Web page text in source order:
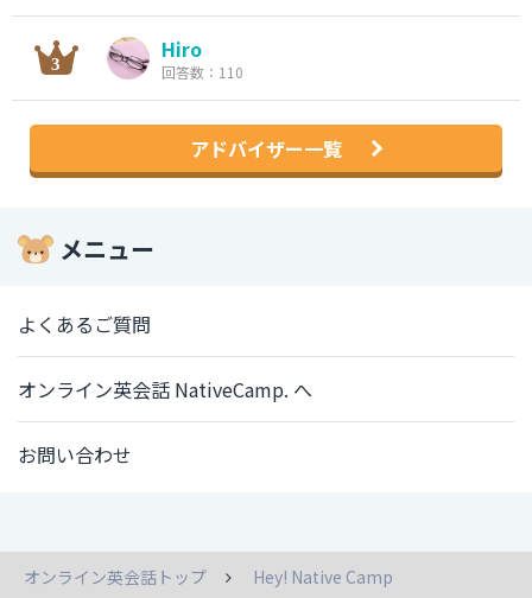
Hiro
回答数：110
アドバイザー一覧
メニュー
よくあるご質問
オンライン英会話 NativeCamp. へ
お問い合わせ
オンライン英会話トップ
Hey! Native Camp